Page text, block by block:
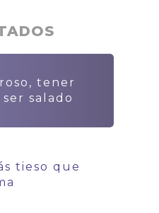
tener
salado
tieso que